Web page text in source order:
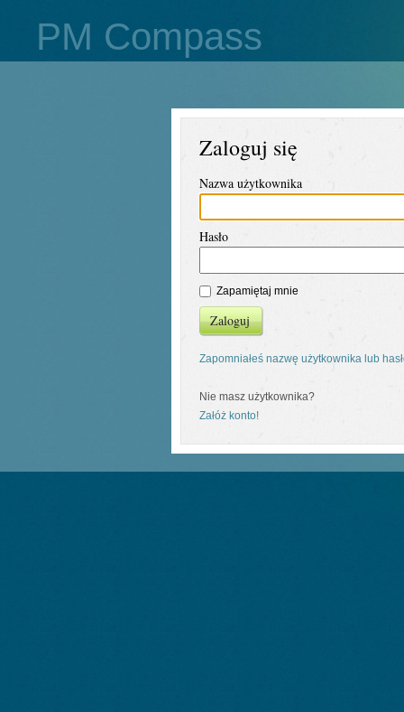
PM Compass
Zaloguj się
Nazwa użytkownika
Hasło
Zapamiętaj mnie
Zaloguj
Zapomniałeś nazwę użytkownika lub
Nie masz użytkownika?
Załóż konto!